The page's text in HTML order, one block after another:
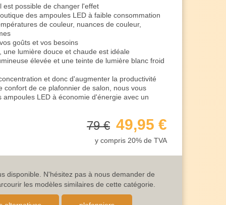
est possible de changer l'effet
des ampoules LED à faible consommation
de couleur, nuances de couleur,
goûts et vos besoins
une lumière douce et chaude est idéale
élevée et une teinte de lumière blanc froid
et donc d'augmenter la productivité
confort de ce plafonnier de salon, nous vous
ampoules LED à économie d'énergie avec un
par l'interrupteur mural normal
de luminosité
excellent éclairage de la pièce
du canapé
de vin ou pour s'asseoir confortablement, cet
très agréable
79 € 49,95 €
y compris 20% de TVA
disponible. N'hésitez pas à nous demander de
les modèles similaires de cette catégorie.